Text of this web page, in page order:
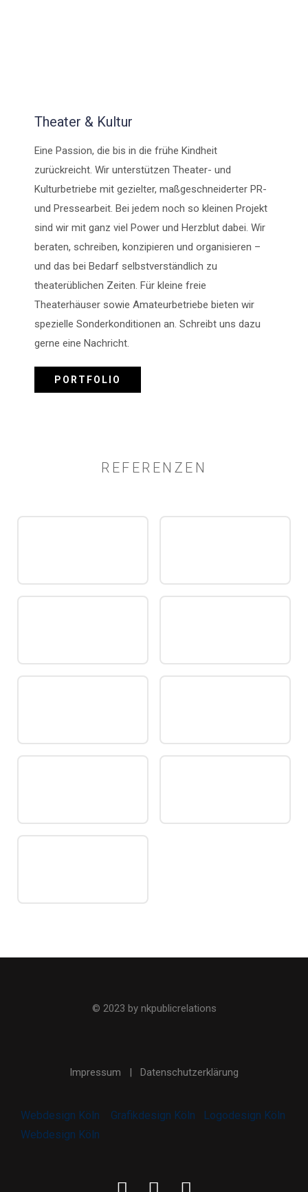
Theater & Kultur
Eine Passion, die bis in die frühe Kindheit
zurückreicht. Wir unterstützen Theater- und
Kulturbetriebe mit gezielter, maßgeschneiderter PR-
und Pressearbeit. Bei jedem noch so kleinen Projekt
sind wir mit ganz viel Power und Herzblut dabei. Wir
beraten, schreiben, konzipieren und organisieren –
und das bei Bedarf selbstverständlich zu
theaterüblichen Zeiten. Für kleine freie
Theaterhäuser sowie Amateurbetriebe bieten wir
spezielle Sonderkonditionen an. Schreibt uns dazu
gerne eine Nachricht.
PORTFOLIO
REFERENZEN
© 2023 by nkpublicrelations
Impressum | Datenschutzerklärung
Webdesign Köln Grafikdesign Köln
Logodesign Köln
Webdesign Köln